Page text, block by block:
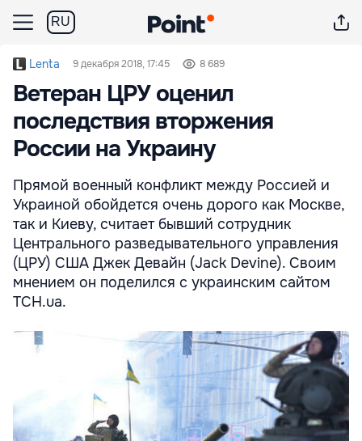
RU
Lenta 9 декабря 2018, 17:45 8 689
Ветеран ЦРУ оценил
последствия вторжения
России на Украину
Прямой военный конфликт между Россией и
Украиной обойдется очень дорого как Москве,
так и Киеву, считает бывший сотрудник
Центрального разведывательного управления
(ЦРУ) США Джек Девайн (Jack Devine). Своим
мнением он поделился с украинским сайтом
ТСН.ua.